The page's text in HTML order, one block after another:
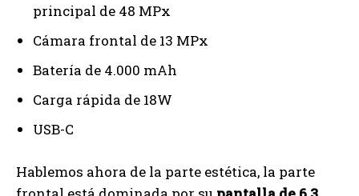
principal de 48 MPx
Cámara frontal de 13 MPx
Batería de 4.000 mAh
Carga rápida de 18W
USB-C
Hablemos ahora de la parte estética, la parte